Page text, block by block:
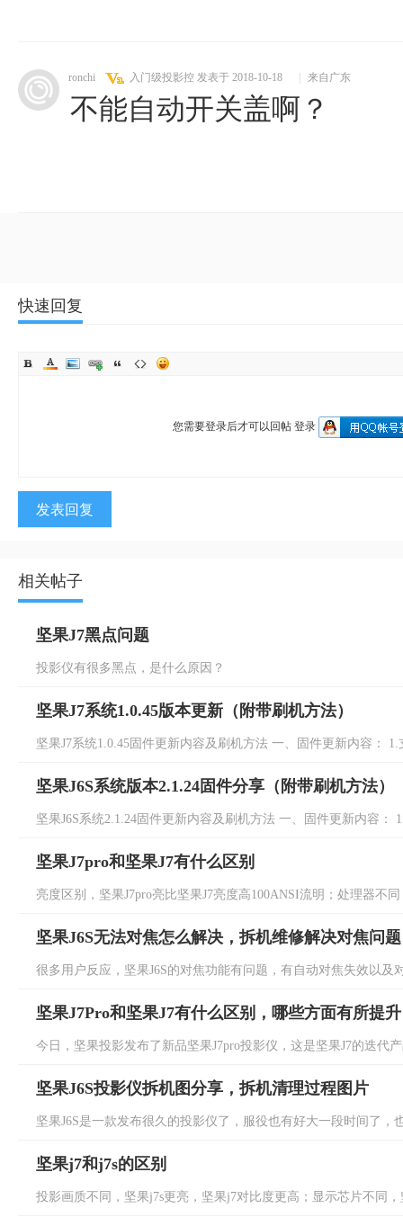
ronchi 入门级投影控 发表于 2018-10-18 来自广东
不能自动开关盖啊？
快速回复
您需要登录后才可以回帖 登录
发表回复
相关帖子
坚果J7黑点问题
投影仪有很多黑点，是什么原因？
坚果J7系统1.0.45版本更新（附带刷机方法）
坚果J7系统1.0.45固件更新内容及刷机方法 一、固件更新内容：
坚果J6S系统版本2.1.24固件分享（附带刷机方法）
坚果J6S系统2.1.24固件更新内容及刷机方法 一、固件更新内容：
坚果J7pro和坚果J7有什么区别
亮度区别，坚果J7pro亮比坚果J7亮度高100ANSI流明；处理器不
坚果J6S无法对焦怎么解决，拆机维修解决对焦问题
很多用户反应，坚果J6S的对焦功能有问题，有自动对焦失效以及
坚果J7Pro和坚果J7有什么区别，哪些方面有所提升
今日，坚果投影发布了新品坚果J7pro投影仪，这是坚果J7的迭代
坚果J6S投影仪拆机图分享，拆机清理过程图片
坚果J6S是一款发布很久的投影仪了，服役也有好大一段时间了
坚果j7和j7s的区别
投影画质不同，坚果j7s更亮，坚果j7对比度更高；显示芯片不同